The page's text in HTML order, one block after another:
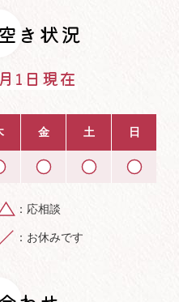
き状況
1日現在
金 土 日
応相談
お休みです